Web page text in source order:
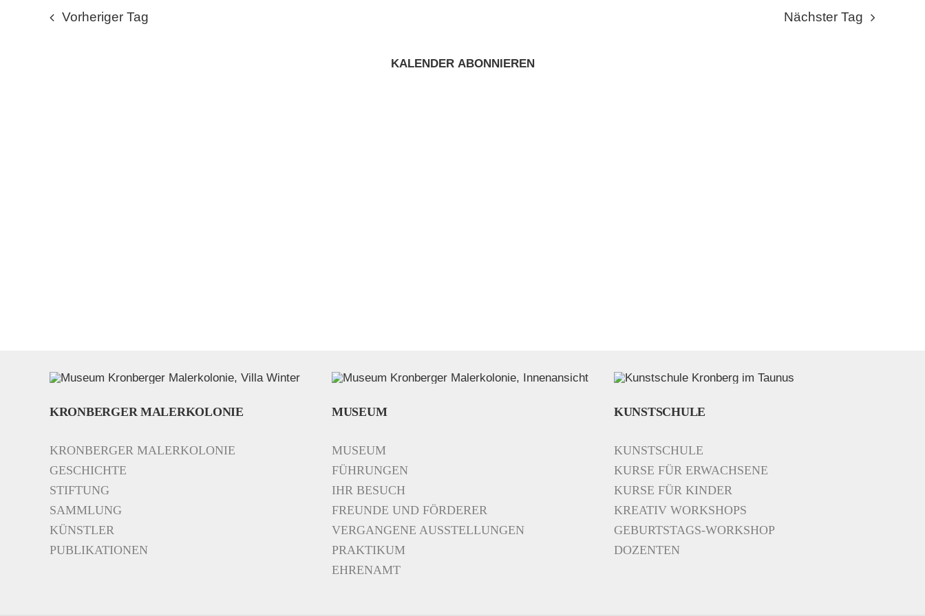
JULI
Vorheriger Tag Nächster Tag
KALENDER ABONNIEREN
KRONBERGER MALERKOLONIE
KRONBERGER MALERKOLONIE
GESCHICHTE
STIFTUNG
SAMMLUNG
KÜNSTLER
PUBLIKATIONEN
MUSEUM
MUSEUM
FÜHRUNGEN
IHR BESUCH
FREUNDE UND FÖRDERER
VERGANGENE AUSSTELLUNGEN
PRAKTIKUM
EHRENAMT
KUNSTSCHULE
KUNSTSCHULE
KURSE FÜR ERWACHSENE
KURSE FÜR KINDER
KREATIV WORKSHOPS
GEBURTSTAGS-WORKSHOP
DOZENTEN